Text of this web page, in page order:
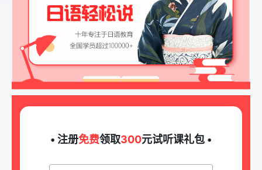
• 注册免费领取300元试听课礼包 •